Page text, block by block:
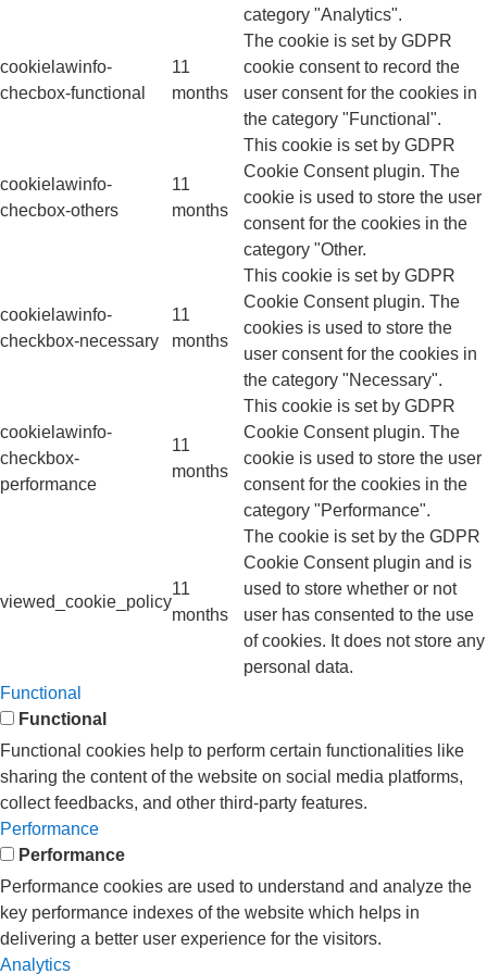
category "Analytics".
cookielawinfo-
checbox-functional
11
months
The cookie is set by GDPR
cookie consent to record the
user consent for the cookies in
the category "Functional".
cookielawinfo-
checbox-others
11
months
This cookie is set by GDPR
Cookie Consent plugin. The
cookie is used to store the user
consent for the cookies in the
category "Other.
cookielawinfo-
checkbox-necessary
11
months
This cookie is set by GDPR
Cookie Consent plugin. The
cookies is used to store the
user consent for the cookies in
the category "Necessary".
cookielawinfo-
checkbox-
performance
11
months
This cookie is set by GDPR
Cookie Consent plugin. The
cookie is used to store the user
consent for the cookies in the
category "Performance".
viewed_cookie_policy
11
months
The cookie is set by the GDPR
Cookie Consent plugin and is
used to store whether or not
user has consented to the use
of cookies. It does not store any
personal data.
Functional
Functional
Functional cookies help to perform certain functionalities like
sharing the content of the website on social media platforms,
collect feedbacks, and other third-party features.
Performance
Performance
Performance cookies are used to understand and analyze the
key performance indexes of the website which helps in
delivering a better user experience for the visitors.
Analytics